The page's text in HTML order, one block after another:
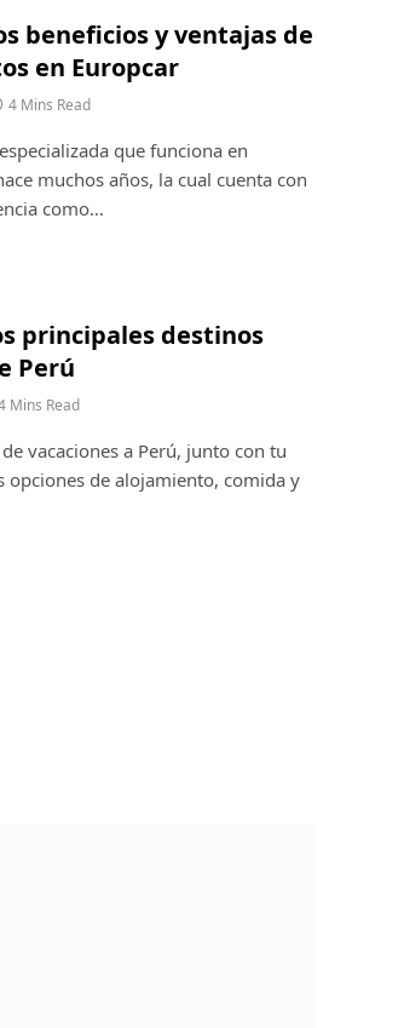
beneficios y ventajas de
en Europcar
4 Mins Read
que funciona en
muchos años, la cual cuenta con
como…
principales destinos
Perú
Mins Read
vacaciones a Perú, junto con tu
opciones de alojamiento, comida y